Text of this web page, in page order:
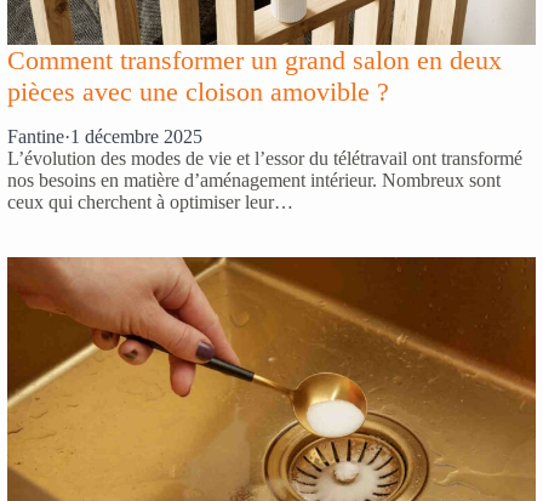
Comment transformer un grand salon en deux
pièces avec une cloison amovible ?
Fantine·1 décembre 2025
L’évolution des modes de vie et l’essor du télétravail ont transformé
nos besoins en matière d’aménagement intérieur. Nombreux sont
ceux qui cherchent à optimiser leur…